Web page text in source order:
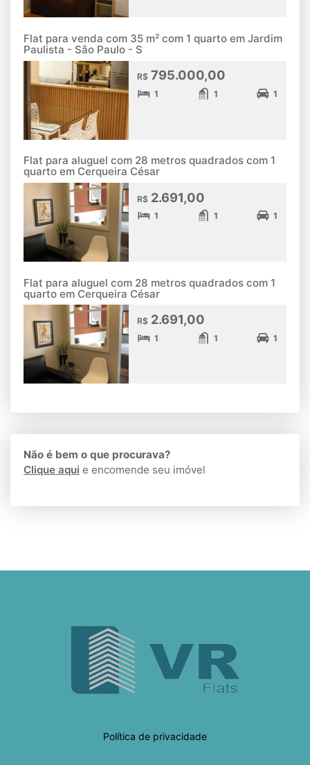
Flat para venda com 35 m² com 1 quarto em Jardim
Paulista - São Paulo - S
R$ 795.000,00
1 1 1
Flat para aluguel com 28 metros quadrados com 1
quarto em Cerqueira César
R$ 2.691,00
1 1 1
Flat para aluguel com 28 metros quadrados com 1
quarto em Cerqueira César
R$ 2.691,00
1 1 1
Não é bem o que procurava?
Clique aqui e encomende seu imóvel
Política de privacidade